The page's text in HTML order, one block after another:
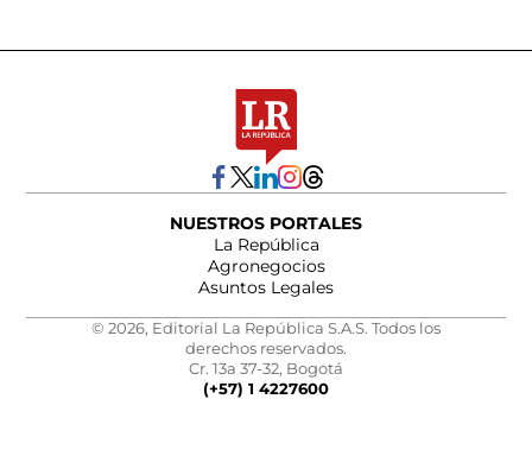
NUESTROS PORTALES
La República
Agronegocios
Asuntos Legales
© 2026, Editorial La República S.A.S. Todos los
derechos reservados.
Cr. 13a 37-32, Bogotá
(+57) 1 4227600